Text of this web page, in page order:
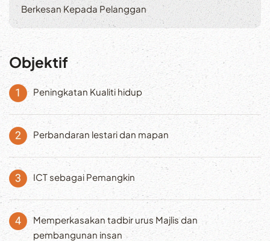
Berkesan Kepada Pelanggan
Objektif
Peningkatan Kualiti hidup
Perbandaran lestari dan mapan
ICT sebagai Pemangkin
Memperkasakan tadbir urus Majlis dan
pembangunan insan